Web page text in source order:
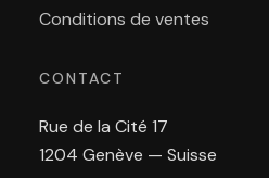
Conditions de ventes
CONTACT
Rue de la Cité 17
1204 Genève — Suisse